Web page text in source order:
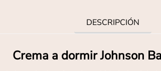
DESCRIPCIÓN
Crema a dormir Johnson